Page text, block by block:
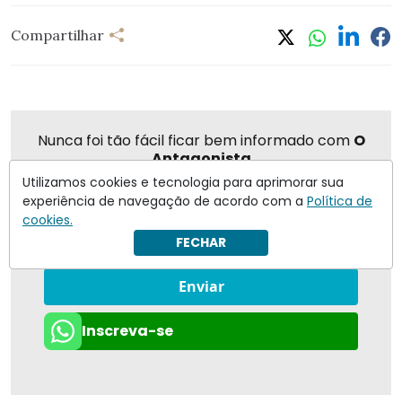
Compartilhar
Nunca foi tão fácil ficar bem informado com O
Antagonista
Eu concordo em receber notificações | Para obter mais
informações reveja nossa
Política de Privacidade
Enviar
Inscreva-se
Utilizamos cookies e tecnologia para aprimorar sua
experiência de navegação de acordo com a Política de
cookies.
FECHAR